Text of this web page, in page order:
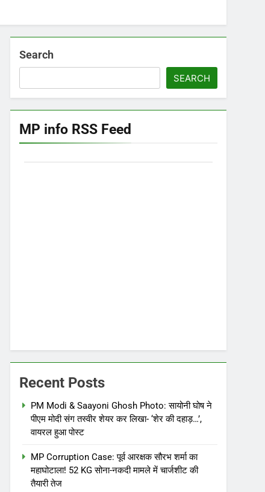
Search
SEARCH
MP info RSS Feed
Recent Posts
PM Modi & Saayoni Ghosh Photo: सायोनी घोष ने
पीएम मोदी संग तस्वीर शेयर कर लिखा- ‘शेर की दहाड़…’,
वायरल हुआ पोस्ट
MP Corruption Case: पूर्व आरक्षक सौरभ शर्मा का
महाघोटाला! 52 KG सोना-नकदी मामले में चार्जशीट की
तैयारी तेज